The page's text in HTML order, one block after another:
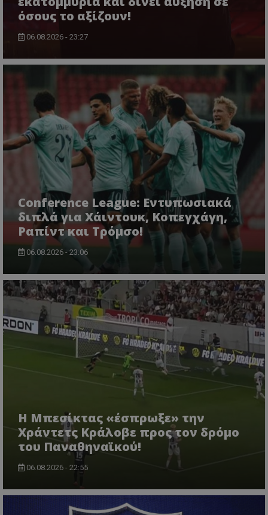
όσους το αξίζουν!
06.08.2026 - 23:27
Conference League: Εντυπωσιακά
διπλά για Χάιντουκ, Κοπεγχάγη,
Ραπίντ και Τρόμσο!
06.08.2026 - 23:06
Η Μπεσίκτας «έσπρωξε» την
Χράντετς Κράλοβε προς τον δρόμο
του Παναθηναϊκού!
06.08.2026 - 22:55